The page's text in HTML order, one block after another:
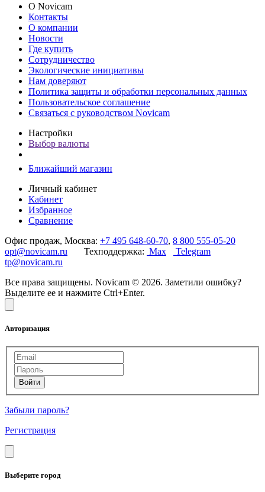
О Novicam
Контакты
О компании
Новости
Где купить
Сотрудничество
Экологические инициативы
Нам доверяют
Политика защиты и обработки персональных данных
Пользовательское соглашение
Связаться с руководством Novicam
Настройки
Выбор валюты
Ближайший магазин
Личный кабинет
Кабинет
Избранное
Сравнение
Офис продаж, Москва: +7 495 648-60-70, 8 800 555-05-20
opt@novicam.ru Техподдержка: Max
Telegram
tp@novicam.ru
Все права защищены. Novicam © 2026. Заметили ошибку?
Выделите ее и нажмите Ctrl+Enter.
Авторизация
Забыли пароль?
Регистрация
Выберите город